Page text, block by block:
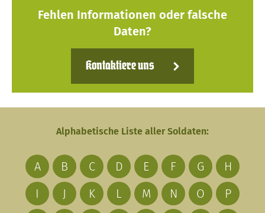
Fehlen Informationen oder falsche
Daten?
Kontaktiere uns
Alphabetische Liste aller Soldaten:
A B C D E F G
H
I
J K L M N O
P